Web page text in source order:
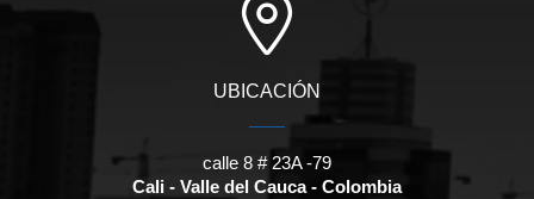
UBICACIÓN
calle 8 # 23A -79
Cali - Valle del Cauca - Colombia